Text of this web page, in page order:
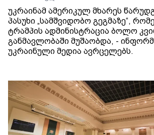
უკრაინამ ამერიკულ მხარეს
პასუხი „სამშვიდობო გეგმაზე“,
ტრამპის ადმინისტრაცია ბოლო
განმავლობაში მუშაობდა, -
უკრაინული მედია ავრცელებს.